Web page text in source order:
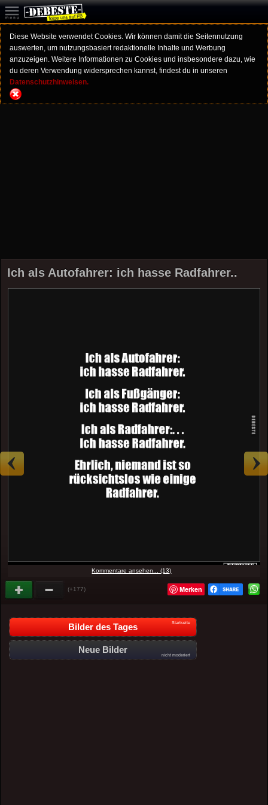
Diese Website verwendet Cookies. Wir können damit die Seitennutzung
auswerten, um nutzungsbasiert redaktionelle Inhalte und Werbung
anzuzeigen. Weitere Informationen zu Cookies und insbesondere dazu, wie
du deren Verwendung widersprechen kannst, findest du in unseren
Datenschutzhinweisen.
Ich als Autofahrer: ich hasse Radfahrer..
Kommentare ansehen... (13)
(+177) Merken
Bilder des Tages Startseite
Neue Bilder
nicht moderiert